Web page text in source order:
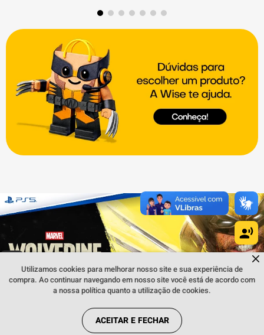
Fale comigo clicando aqui
Utilizamos cookies para melhorar nosso site e sua experiência de
compra. Ao continuar navegando em nosso site você está de acordo com
a nossa política quanto a utilização de cookies.
ACEITAR E FECHAR